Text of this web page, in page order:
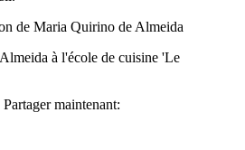
Partager maintenant: